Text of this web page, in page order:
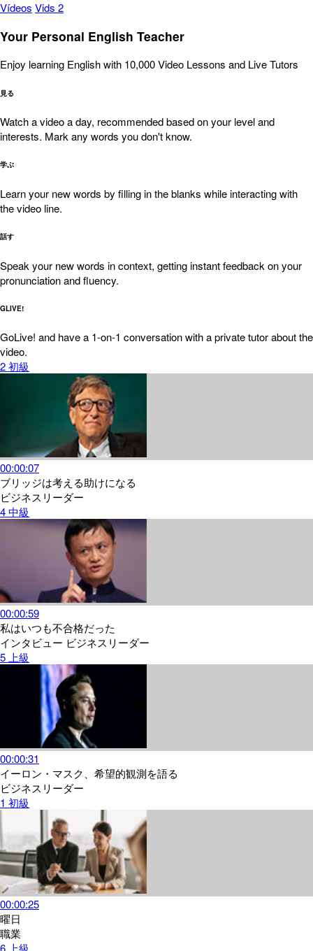
Vídeos Vids 2
Your Personal English Teacher
Enjoy learning English with 10,000 Video Lessons and Live Tutors
見る
Watch a video a day, recommended based on your level and
interests. Mark any words you don't know.
学ぶ
Learn your new words by filling in the blanks while interacting with
the video line.
話す
Speak your new words in context, getting instant feedback on your
pronunciation and fluency.
GLIVE!
GoLive! and have a 1-on-1 conversation with a private tutor about the
video.
2初級
00:00:07
ブリッジは考える助けになる
ビジネスリーダー
4中級
00:00:59
私はいつも不合格だった
インタビュー ビジネスリーダー
5上級
00:00:31
イーロン・マスク、希望的観測を語る
ビジネスリーダー
1 初級
00:00:25
曜日
職業